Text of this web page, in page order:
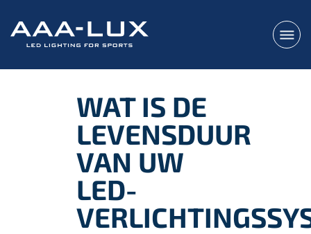
WAT IS DE
LEVENSDUUR
VAN UW
LED-